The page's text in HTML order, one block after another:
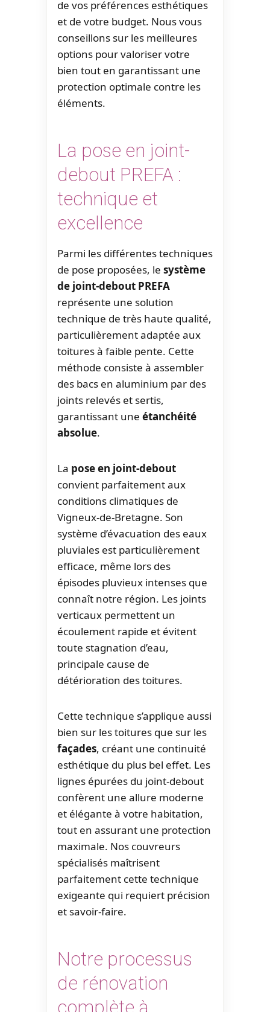
de vos préférences esthétiques
et de votre budget. Nous vous
conseillons sur les meilleures
options pour valoriser votre
bien tout en garantissant une
protection optimale contre les
éléments.
La pose en joint-
debout PREFA :
technique et
excellence
Parmi les différentes techniques
de pose proposées, le système
de joint-debout PREFA
représente une solution
technique de très haute qualité,
particulièrement adaptée aux
toitures à faible pente. Cette
méthode consiste à assembler
des bacs en aluminium par des
joints relevés et sertis,
garantissant une étanchéité
absolue.
La pose en joint-debout
convient parfaitement aux
conditions climatiques de
Vigneux-de-Bretagne. Son
système d’évacuation des eaux
pluviales est particulièrement
efficace, même lors des
épisodes pluvieux intenses que
connaît notre région. Les joints
verticaux permettent un
écoulement rapide et évitent
toute stagnation d’eau,
principale cause de
détérioration des toitures.
Cette technique s’applique aussi
bien sur les toitures que sur les
façades, créant une continuité
esthétique du plus bel effet. Les
lignes épurées du joint-debout
confèrent une allure moderne
et élégante à votre habitation,
tout en assurant une protection
maximale. Nos couvreurs
spécialisés maîtrisent
parfaitement cette technique
exigeante qui requiert précision
et savoir-faire.
Notre processus
de rénovation
complète à